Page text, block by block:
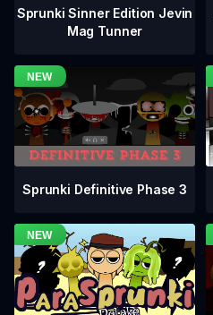
Sprunki Sinner Edition Jevin
Mag Tunner
Sprunki Definitive Phase 3